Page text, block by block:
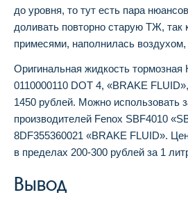
до уровня, то тут есть пара
доливать повторно старую ТЖ, так
примесями, наполнилась воздухом,
Оригинальная жидкость тормозная
0110000110 DOT 4, «BRAKE
1450 рублей. Можно использовать
производителей Fenox SBF4010
8DF355360021 «BRAKE FLUID».
в пределах 200-300 рублей за 1
Вывод